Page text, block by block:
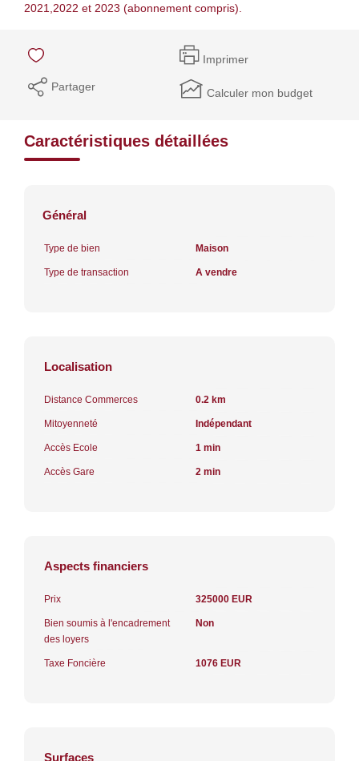
2021,2022 et 2023 (abonnement compris).
Imprimer
Partager Calculer mon budget
Caractéristiques détaillées
Général
Type de bien Maison
Type de transaction A vendre
Localisation
Distance Commerces 0.2 km
Mitoyenneté Indépendant
Accès Ecole 1 min
Accès Gare 2 min
Aspects financiers
Prix 325000 EUR
Bien soumis à l'encadrement
des loyers
Non
Taxe Foncière 1076 EUR
Surfaces